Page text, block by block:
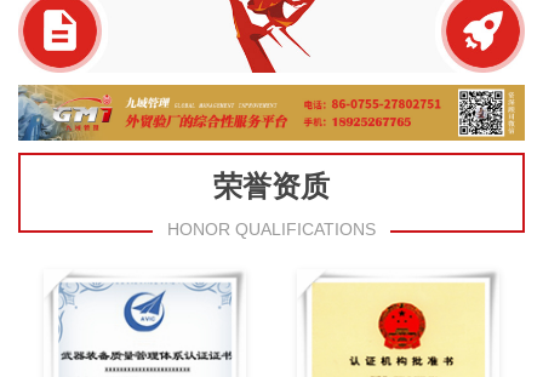
荣誉资质
HONOR QUALIFICATIONS